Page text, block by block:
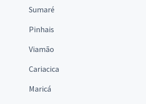
Sumaré
Pinhais
Viamão
Cariacica
Maricá